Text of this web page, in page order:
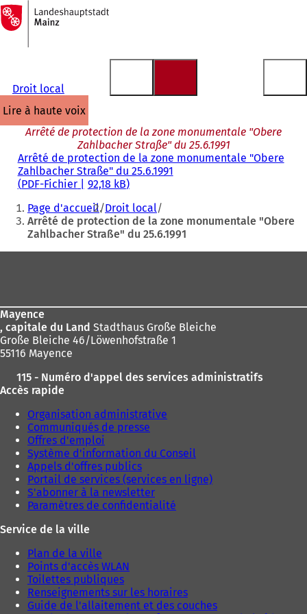
Accéder au contenu
Vers
la
page
d'accueil
Droit local
lire à haute voix
Arrêté de protection de la zone monumentale "Obere
Zahlbacher Straße" du 25.6.1991
Arrêté de protection de la zone monumentale "Obere
Zahlbacher Straße" du 25.6.1991
PDF-Fichier 92,18 kB
Vous
êtes
:
Page d'accueil Droit local
Arrêté de protection de la zone monumentale "Obere
Zahlbacher Straße" du 25.6.1991
Mayence
, capitale du Land Stadthaus Große Bleiche
Große Bleiche 46/Löwenhofstraße 1
55116 Mayence
115 - Numéro d'appel des services administratifs
Accès rapide
Organisation administrative
Communiqués de presse
Offres d'emploi
Système d'information du Conseil
Appels d'offres publics
Portail de services (services en ligne)
S'abonner à la newsletter
Paramètres de confidentialité
Service de la ville
Plan de la ville
Points d'accès WLAN
Toilettes publiques
Renseignements sur les horaires
Guide de l'allaitement et des couches